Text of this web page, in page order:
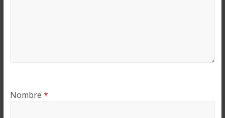
Nombre *